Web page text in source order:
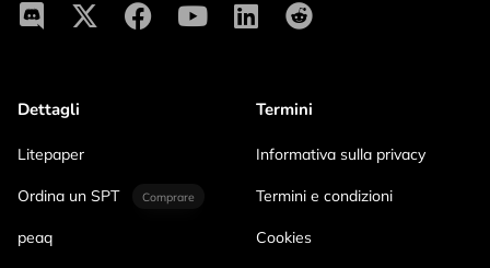
Dettagli
Litepaper
Ordina un SPT Comprare
peaq
Termini
Informativa sulla privacy
Termini e condizioni
Cookies